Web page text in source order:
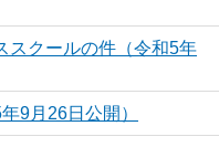
スクールの件（令和5年
9月26日公開）